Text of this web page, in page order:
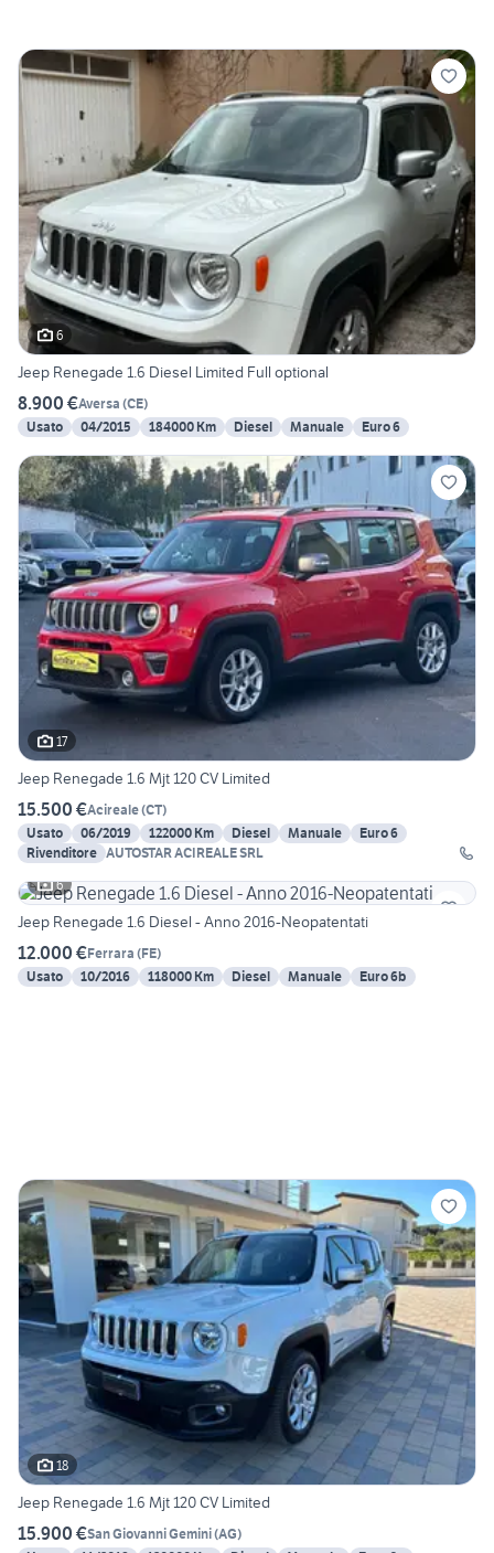
6
Jeep Renegade 1.6 Diesel Limited Full optional
8.900 €Aversa (CE)
Usato
04/2015 184000 Km Diesel Manuale Euro 6
17
Jeep Renegade 1.6 Mjt 120 CV Limited
15.500 €Acireale(CT)
Usato
06/2019 122000 Km Diesel Manuale
Euro 6
Rivenditore AUTOSTAR ACIREALE SRL
6
Jeep Renegade 1.6 Diesel - Anno 2016-Neopatentati
12.000 €Ferrara (FE)
Usato
10/2016 118000 Km Diesel Manuale Euro 6b
18
Jeep Renegade 1.6 Mjt 120 CV Limited
15.900 €San Giovanni Gemini(AG)